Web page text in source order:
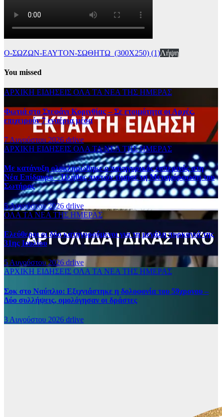
Ο-ΣΩΖΩΝ-ΕΑΥΤΟΝ-ΣΩΘΗΤΩ_(300Χ250) (1)Λήψη
You missed
ΑΡΧΙΚΗ ΕΙΔΗΣΕΙΣ ΟΛΑ ΤΑ ΝΕΑ ΤΗΣ ΗΜΕΡΑΣ
Φωτιά στο Στεφάνι Κορινθίας – Σε ετοιμότητα οι Αρχές,
επιχειρούν 7 εναέρια μέσα
7 Αυγούστου 2026drlive
ΑΡΧΙΚΗ ΕΙΔΗΣΕΙΣ ΟΛΑ ΤΑ ΝΕΑ ΤΗΣ ΗΜΕΡΑΣ
Με κατάνυξη ολοκληρώθηκε ο πανηγυρικός εσπερινός στη
Νέα Επίδαυρο – Πλήθος πιστών τίμησε τη Μεταμόρφωση του
Σωτήρος
5 Αυγούστου 2026 drlive
ΟΛΑ ΤΑ ΝΕΑ ΤΗΣ ΗΜΕΡΑΣ
Ελεύθεροι οι δύο κατηγορούμενοι για τη μεγάλη πυρκαγιά της
31ης Ιουλίου
5 Αυγούστου 2026 drlive
ΑΡΧΙΚΗ ΕΙΔΗΣΕΙΣ ΟΛΑ ΤΑ ΝΕΑ ΤΗΣ ΗΜΕΡΑΣ
Σοκ στο Ναύπλιο: Εξιχνιάστηκε η δολοφονία του 59χρονου –
Δύο συλλήψεις, ομολόγησαν οι δράστες
3 Αυγούστου 2026 drlive